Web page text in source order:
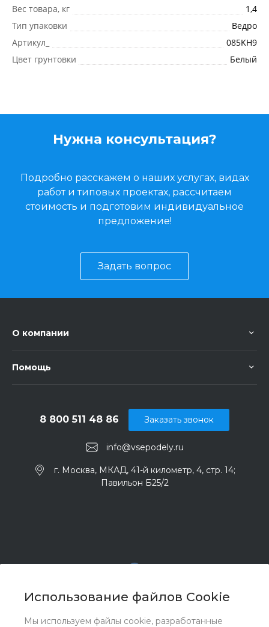
Использование файлов Cookie
Мы используем файлы cookie, разработанные
Вес товара, кг
1,4
Тип упаковки
Ведро
Артикул_
085KH9
Цвет грунтовки
Белый
Нужна консультация?
Подробно расскажем о наших услугах, видах
работ и типовых проектах, рассчитаем
стоимость и подготовим индивидуальное
предложение!
Задать вопрос
О компании
Помощь
info@vsepodely.ru
8 800 511 48 86
г. Москва, МКАД, 41-й километр, 4, стр. 14;
Павильон Б25/2
Заказать звонок